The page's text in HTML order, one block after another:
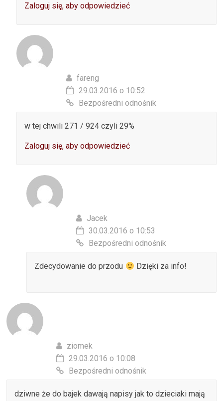
Zaloguj się, aby odpowiedzieć
fareng
29.03.2016 o 10:52
Bezpośredni odnośnik
w tej chwili 271 / 924 czyli 29%
Zaloguj się, aby odpowiedzieć
Jacek
30.03.2016 o 10:53
Bezpośredni odnośnik
Zdecydowanie do przodu Dzięki za info!
ziomek
29.03.2016 o 10:08
Bezpośredni odnośnik
dziwne że do bajek dawają napisy jak to dzieciaki mają